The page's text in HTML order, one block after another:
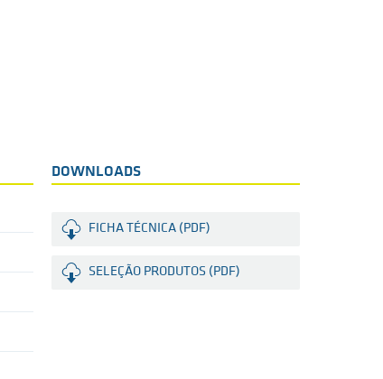
DOWNLOADS
FICHA TÉCNICA (PDF)
SELEÇÃO PRODUTOS (PDF)